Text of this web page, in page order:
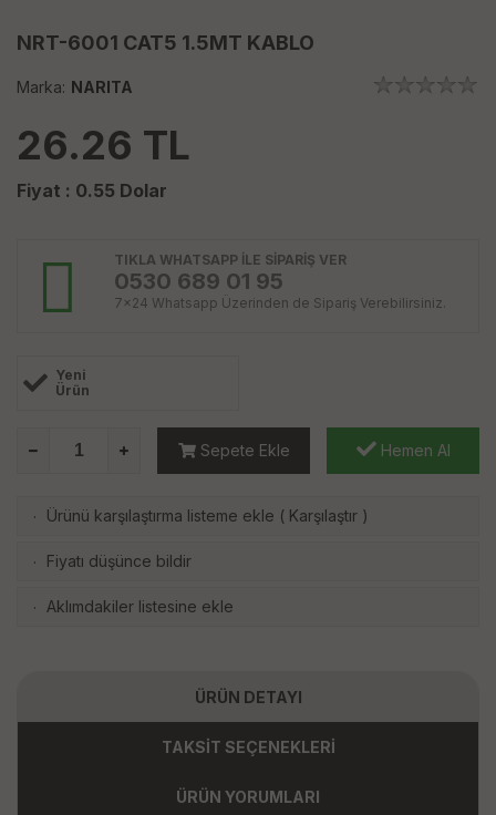
NRT-6001 CAT5 1.5MT KABLO
Marka: NARITA
26.26 TL
Fiyat : 0.55 Dolar
TIKLA WHATSAPP İLE SİPARİŞ VER
0530 689 01 95
7x24 Whatsapp Üzerinden de Sipariş Verebilirsiniz.
Yeni
Ürün
Sepete Ekle Hemen Al
· Ürünü karşılaştırma listeme ekle ( Karşılaştır )
· Fiyatı düşünce bildir
· Aklımdakiler listesine ekle
ÜRÜN DETAYI
TAKSİT SEÇENEKLERİ
ÜRÜN YORUMLARI